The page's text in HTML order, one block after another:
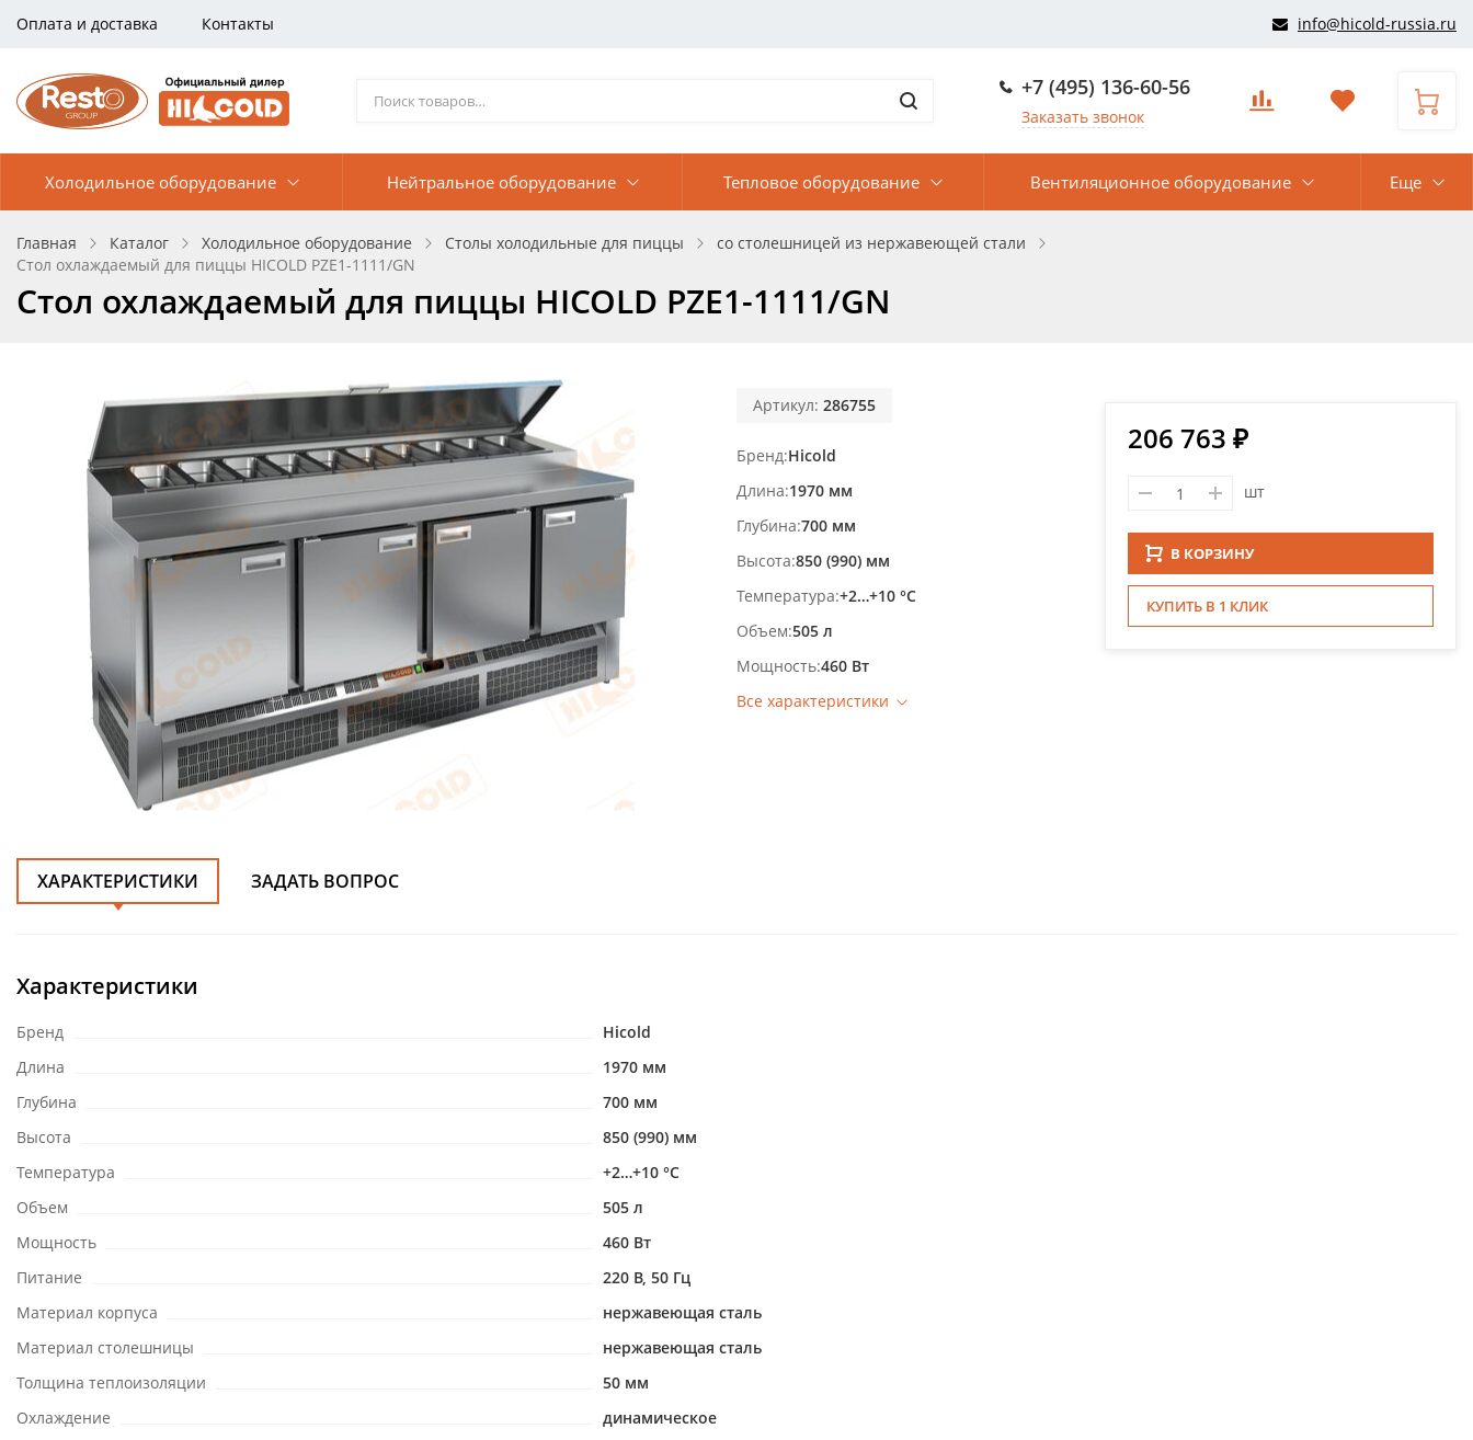
Оплата и доставка Контакты info@hicold-russia.ru
+7 (495) 136-60-56
Заказать звонок
Холодильное оборудование Нейтральное оборудование Тепловое оборудование Вентиляционное оборудование Еще
Главная Каталог Холодильное оборудование Столы холодильные для пиццы
со столешницей из нержавеющей стали
Стол охлаждаемый для пиццы HICOLD PZE1-1111/GN
Стол охлаждаемый для пиццы HICOLD PZE1-1111/GN
Артикул: 286755
Бренд Hicold
Длина 1970 мм
Глубина 700 мм
Высота 850 (990) мм
Температура +2…+10 °С
Объем 505 л
Мощность 460 Вт
Все характеристики
206 763 ₽
шт
В КОРЗИНУ
КУПИТЬ В 1 КЛИК
ХАРАКТЕРИСТИКИ ЗАДАТЬ ВОПРОС
Характеристики
Бренд
Hicold
Длина
1970 мм
Глубина
700 мм
Высота
850 (990) мм
Температура
+2…+10 °С
Объем
505 л
Мощность
460 Вт
Питание
220 В, 50 Гц
Материал корпуса
нержавеющая сталь
Материал столешницы
нержавеющая сталь
Толщина теплоизоляции
50 мм
Охлаждение
динамическое